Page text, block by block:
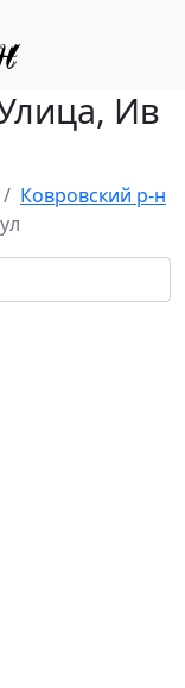
Ив
Ковровский р-н